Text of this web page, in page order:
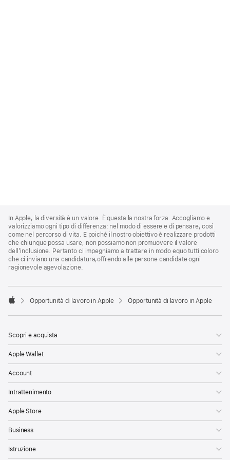
Footer
In Apple, la diversità è un valore. È questa la nostra forza. Accogliamo e
valorizziamo ogni tipo di differenza: nel modo di essere e di pensare, così
come nel percorso di vita. E poiché il nostro obiettivo è realizzare prodotti
che chiunque possa usare, non possiamo non promuovere il valore
dell’inclusione. Pertanto ci impegniamo a trattare in modo equo tutti coloro
che ci inviano una candidatura,offrendo alle persone candidate ogni
ragionevole agevolazione.

Opportunità di lavoro in Apple Opportunità di lavoro in Apple
Scopri e acquista
Apple Wallet
Account
Intrattenimento
Apple Store
Business
Istruzione